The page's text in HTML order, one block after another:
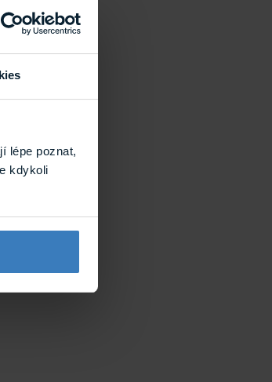
lépe poznat,
kdykoli